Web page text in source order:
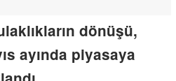
dönüşü,
ayında piyasaya